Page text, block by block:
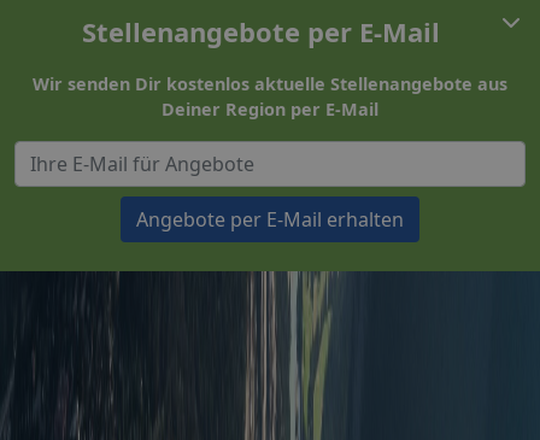
Stellenangebote per E-Mail
Wir senden Dir kostenlos aktuelle Stellenangebote aus
Deiner Region per E-Mail
Angebote per E-Mail erhalten